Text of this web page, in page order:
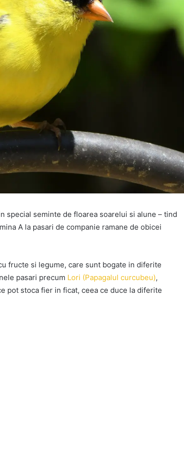
special seminte de floarea soarelui si alune – tind
A la pasari de companie ramane de obicei
fructe si legume, care sunt bogate in diferite
pasari precum Lori (Papagalul curcubeu),
pot stoca fier in ficat, ceea ce duce la diferite